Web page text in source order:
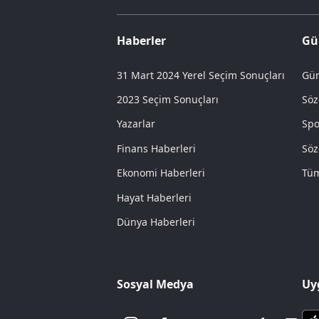
Haberler
31 Mart 2024 Yerel Seçim Sonuçları
2023 Seçim Sonuçları
Yazarlar
Finans Haberleri
Ekonomi Haberleri
Hayat Haberleri
Dünya Haberleri
Sosyal Medya